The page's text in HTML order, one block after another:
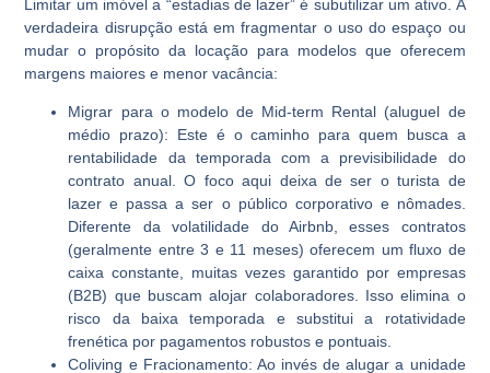
Limitar um imóvel a “estadias de lazer” é subutilizar um ativo. A
verdadeira disrupção está em fragmentar o uso do espaço ou
mudar o propósito da locação para modelos que oferecem
margens maiores e menor vacância:
Migrar para o modelo de Mid-term Rental (aluguel de
médio prazo): Este é o caminho para quem busca a
rentabilidade da temporada com a previsibilidade do
contrato anual. O foco aqui deixa de ser o turista de
lazer e passa a ser o público corporativo e nômades.
Diferente da volatilidade do Airbnb, esses contratos
(geralmente entre 3 e 11 meses) oferecem um fluxo de
caixa constante, muitas vezes garantido por empresas
(B2B) que buscam alojar colaboradores. Isso elimina o
risco da baixa temporada e substitui a rotatividade
frenética por pagamentos robustos e pontuais.
Coliving e Fracionamento: Ao invés de alugar a unidade